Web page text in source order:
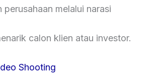
melalui narasi
calon klien atau investor.
Shooting